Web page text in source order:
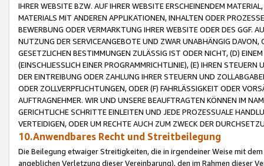
IHRER WEBSITE BZW. AUF IHRER WEBSITE ERSCHEINENDEM
MATERIALS MIT ANDEREN APPLIKATIONEN, INHALTEN ODER
BEWERBUNG ODER VERMARKTUNG IHRER WEBSITE ODER DES GGF.
NUTZUNG DER SERVICEANGEBOTE UND ZWAR UNABHÄNGIG
GESETZLICHEN BESTIMMUNGEN ZULÄSSIG IST ODER NICHT, (D)
(EINSCHLIESSLICH EINER PROGRAMMRICHTLINIE), (E) IHREN
DER EINTREIBUNG ODER ZAHLUNG IHRER STEUERN UND
ODER ZOLLVERPFLICHTUNGEN, ODER (F) FAHRLÄSSIGKEIT ODER
AUFTRAGNEHMER. WIR UND UNSERE BEAUFTRAGTEN KÖNNEN IM
GERICHTLICHE SCHRITTE EINLEITEN UND JEDE PROZESSUALE
VERTEIDIGEN, ODER UM RECHTE AUCH ZUM ZWECK DER
10.Anwendbares Recht und Streitbeilegung
Die Beilegung etwaiger Streitigkeiten, die in irgendeiner Weise mit
angeblichen Verletzung dieser Vereinbarung), den im Rahmen dieser